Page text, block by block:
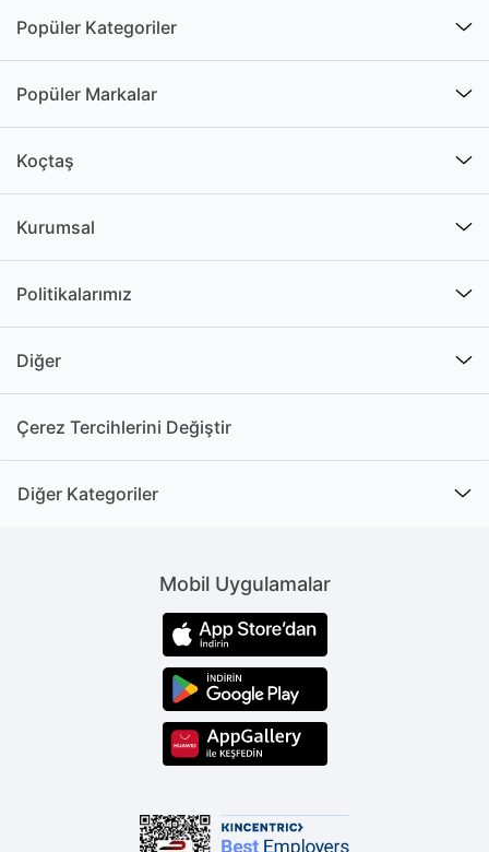
Popüler Kategoriler
Popüler Markalar
Koçtaş
Kurumsal
Politikalarımız
Diğer
Çerez Tercihlerini Değiştir
Diğer Kategoriler
Mobil Uygulamalar